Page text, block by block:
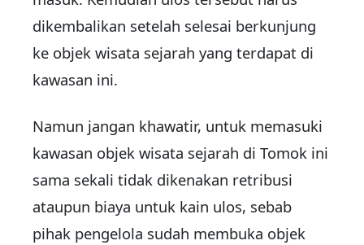
dikembalikan setelah selesai berkunjung
ke objek wisata sejarah yang terdapat di
kawasan ini.
Namun jangan khawatir, untuk memasuki
kawasan objek wisata sejarah di Tomok ini
sama sekali tidak dikenakan retribusi
ataupun biaya untuk kain ulos, sebab
pihak pengelola sudah membuka objek